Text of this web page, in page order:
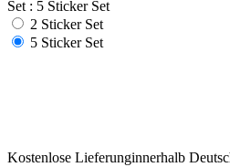
Set : 5 Sticker Set
2 Sticker Set
5 Sticker Set
Kostenlose Lieferunginnerhalb